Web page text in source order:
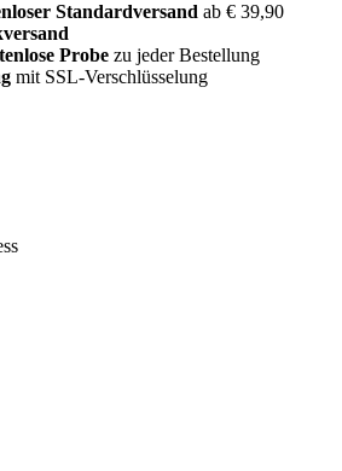
Standardversand ab € 39,90
Probe zu jeder Bestellung
mit SSL-Verschlüsselung